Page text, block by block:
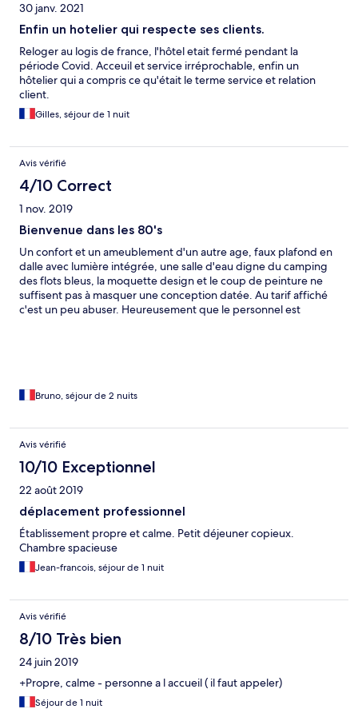
30 janv. 2021
Enfin un hotelier qui respecte ses clients.
Reloger au logis de france, l'hôtel etait fermé pendant la
période Covid. Acceuil et service irréprochable, enfin un
hôtelier qui a compris ce qu'était le terme service et relation
client.
Gilles, séjour de 1 nuit
Avis vérifié
4/10 Correct
1 nov. 2019
Bienvenue dans les 80's
Un confort et un ameublement d'un autre age, faux plafond en
dalle avec lumière intégrée, une salle d'eau digne du camping
des flots bleus, la moquette design et le coup de peinture ne
suffisent pas à masquer une conception datée. Au tarif affiché
c'est un peu abuser. Heureusement que le personnel est
Bruno, séjour de 2 nuits
Avis vérifié
10/10 Exceptionnel
22 août 2019
déplacement professionnel
Établissement propre et calme. Petit déjeuner copieux.
Chambre spacieuse
Jean-francois, séjour de 1 nuit
Avis vérifié
8/10 Très bien
24 juin 2019
+Propre, calme - personne a l accueil ( il faut appeler)
Séjour de 1 nuit